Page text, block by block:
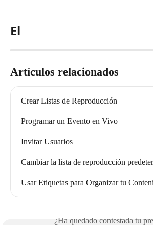
El
Artículos relacionados
Crear Listas de Reproducción
Programar un Evento en Vivo
Invitar Usuarios
Cambiar la lista de reproducción
Usar Etiquetas para Organizar tu
¿Ha quedado contestada tu